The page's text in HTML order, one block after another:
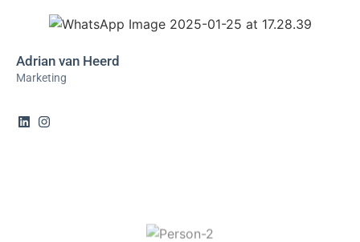
Adrian van Heerd
Marketing